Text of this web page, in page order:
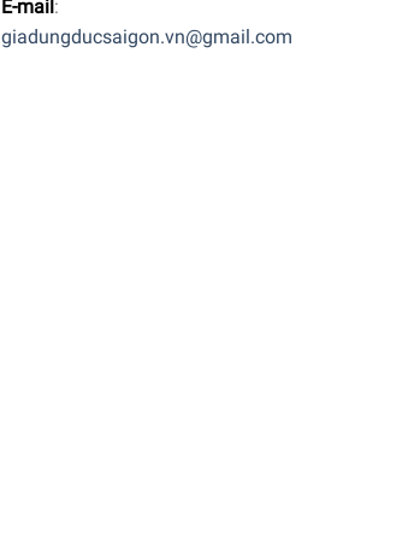
E-mail :
giadungducsaigon.vn@gmail.com